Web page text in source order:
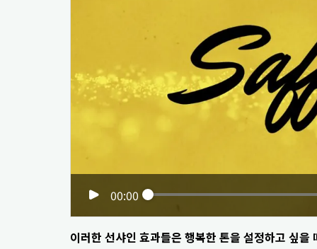
00:00
이러한 선샤인 효과들은 행복한 톤을 설정하고 싶을